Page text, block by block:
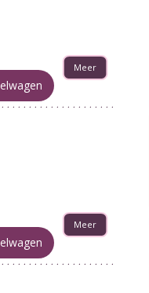
Meer
Meer